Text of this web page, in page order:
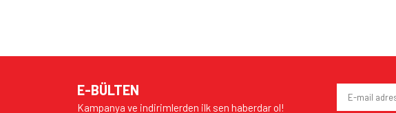
Ürün resmi kalitesiz, bozuk veya görüntülenemiyor.
Ürün bilgilerinde hatalar bulunuyor.
E-BÜLTEN
Kampanya ve indirimlerden ilk sen haberdar ol!